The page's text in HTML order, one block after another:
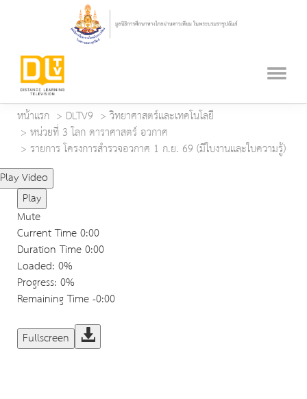
หน้าแรก DLTV9
วิทยาศาสตร์และเทคโนโลยี
หน่วยที่ 3 โลก ดาราศาสตร์ อวกาศ
รายการ โครงการสำรวจอวกาศ 1 ก.ย. 69 (มีใบงานและใบความรู้)
Play Video
Play
Mute
Current Time0:00
Duration Time0:00
Loaded: 0%
Progress: 0%
Remaining Time-0:00
Fullscreen